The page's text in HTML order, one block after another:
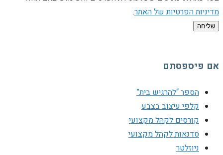
מדיניות הפרטיות של האתר.
שליחה
אם פיספסתם
הספר “להרגיש בית”
קלפי עיצוב בצבע
קורסים לקהל מקצועי
סדנאות לקהל מקצועי
ניוזלטר